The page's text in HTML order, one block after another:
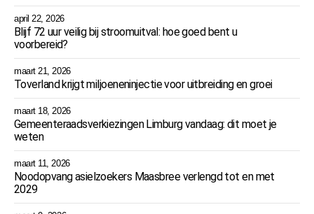
april 22, 2026
Blijf 72 uur veilig bij stroomuitval: hoe goed bent u
voorbereid?
maart 21, 2026
Toverland krijgt miljoeneninjectie voor uitbreiding en groei
maart 18, 2026
Gemeenteraadsverkiezingen Limburg vandaag: dit moet je
weten
maart 11, 2026
Noodopvang asielzoekers Maasbree verlengd tot en met
2029